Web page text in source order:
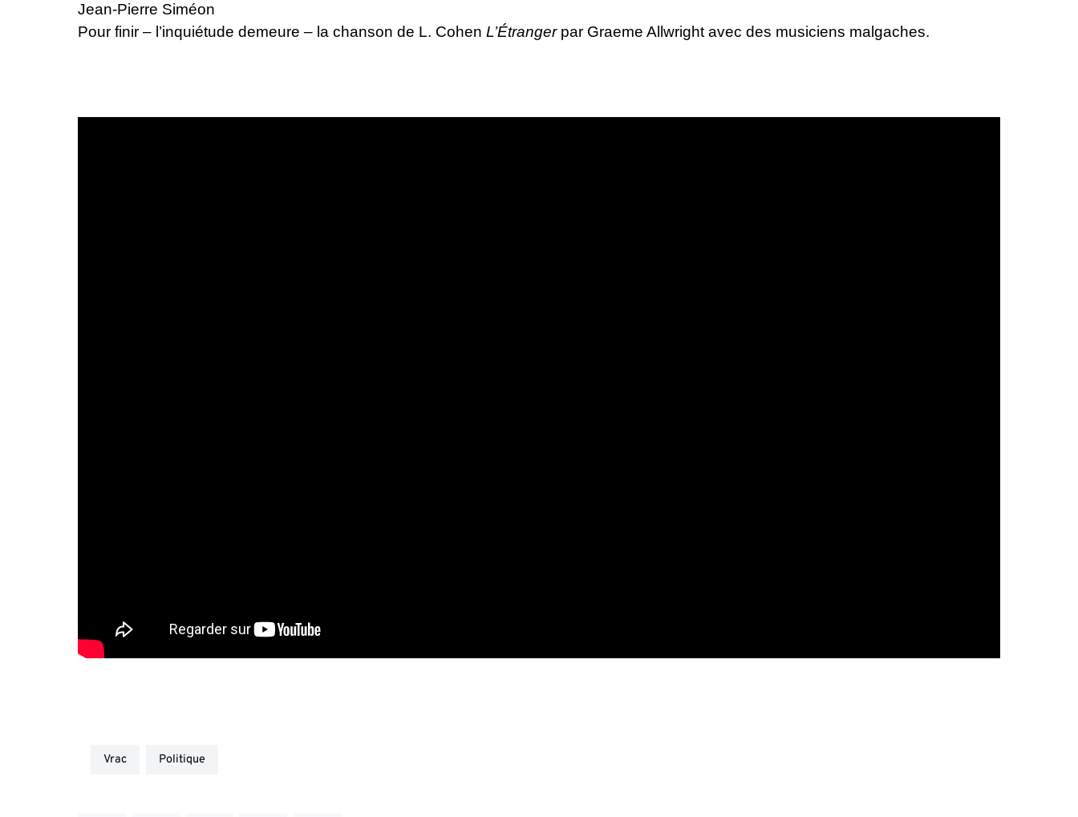
Jean-Pierre Siméon
Pour finir – l’inquiétude demeure – la chanson de L. Cohen L’Étrangerpar Graeme Allwright avec des musiciens malgaches.
vrac politique